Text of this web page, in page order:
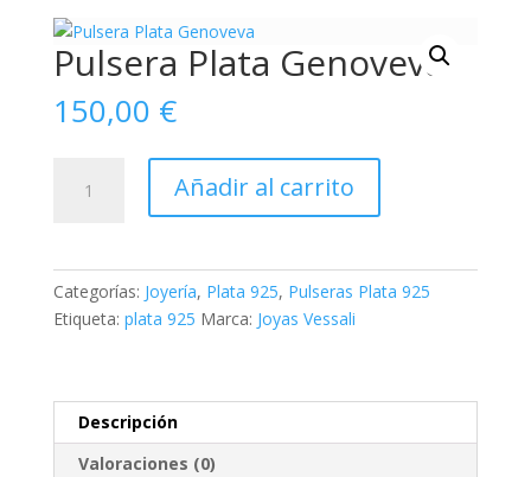
Pulsera Plata Genoveva
150,00 €
Plata
Añadir al carrito
Categorías: Joyería, Plata 925, Pulseras Plata 925
Etiqueta: plata 925 Marca: Joyas Vessali
Descripción
Valoraciones (0)